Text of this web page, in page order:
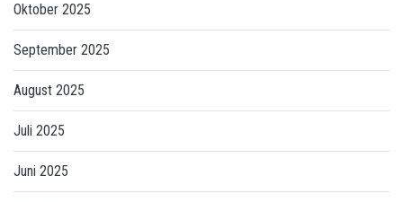
Oktober 2025
September 2025
August 2025
Juli 2025
Juni 2025